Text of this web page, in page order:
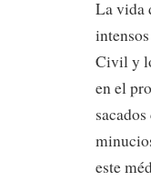
La vida
Civil y
en el
este